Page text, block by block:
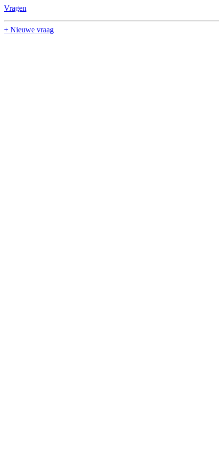
Vragen
+ Nieuwe vraag